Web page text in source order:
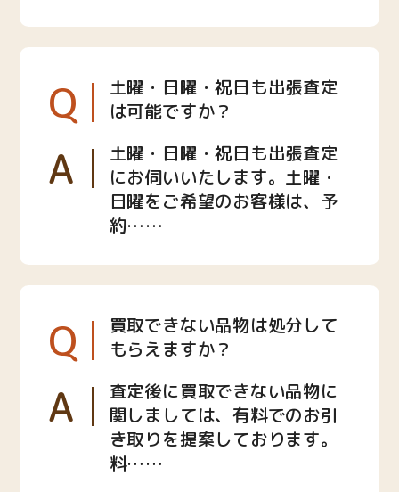
Q
土曜・日曜・祝日も出張査定
は可能ですか？
A
土曜・日曜・祝日も出張査定
にお伺いいたします。土曜・
日曜をご希望のお客様は、予
約……
Q
買取できない品物は処分して
もらえますか？
A
査定後に買取できない品物に
関しましては、有料でのお引
き取りを提案しております。
料……